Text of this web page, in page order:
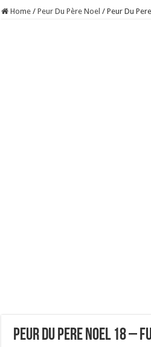
Home / Peur Du Père Noel / Peur Du
Peur Du Pere Noel 18 –